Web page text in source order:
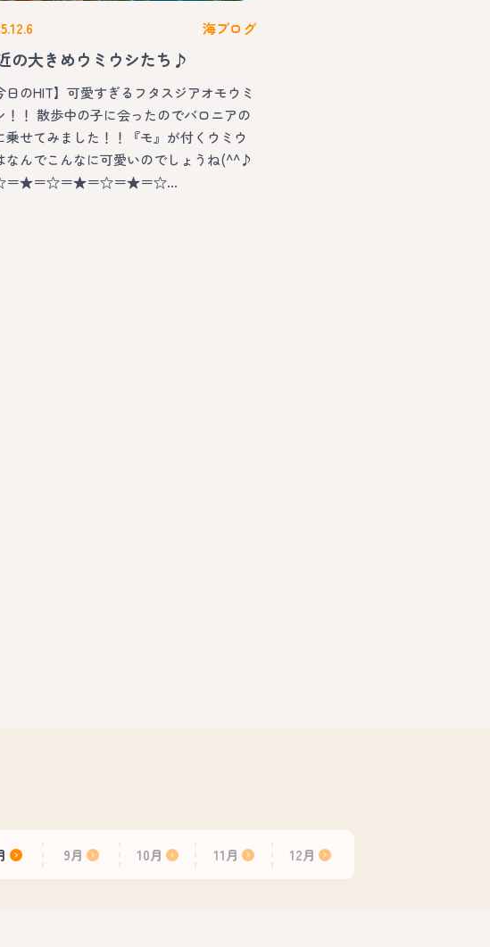
海ブログ
の大きめウミウシたち♪
日のHIT】可愛すぎるフタスジアオモウミ
！！ 散歩中の子に会ったのでバロニアの
乗せてみました！！『モ』が付くウミウ
なんでこんなに可愛いのでしょうね(^^♪
＝★＝☆＝★＝☆＝★＝☆…
9月 10月 11月 12月